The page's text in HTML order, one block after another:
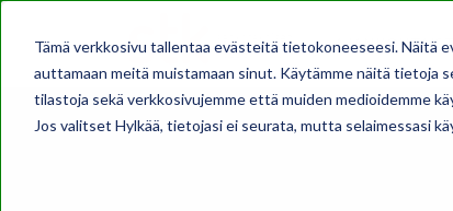
Tämä verkkosivu tallentaa evästeitä tietokoneeseesi. Näitä
auttamaan meitä muistamaan sinut. Käytämme näitä tietoja
tilastoja sekä verkkosivujemme että muiden medioidemme
Jos valitset Hylkää, tietojasi ei seurata, mutta selaimessasi